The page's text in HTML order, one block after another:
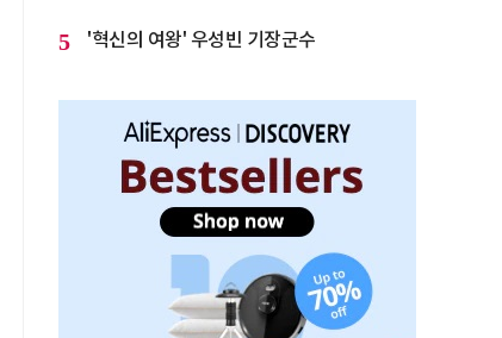
5 '혁신의 여왕' 우성빈 기장군수